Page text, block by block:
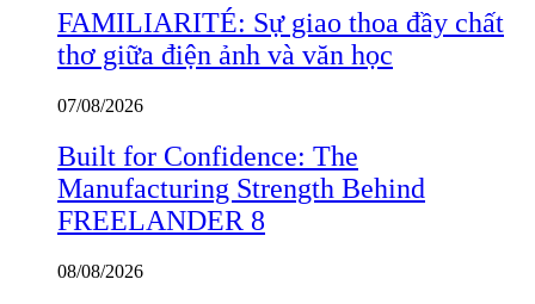
FAMILIARITÉ: Sự giao thoa đầy chất
thơ giữa điện ảnh và văn học
07/08/2026
Built for Confidence: The
Manufacturing Strength Behind
FREELANDER 8
08/08/2026